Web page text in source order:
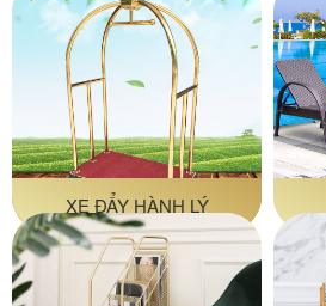
XE ĐẨY HÀNH LÝ